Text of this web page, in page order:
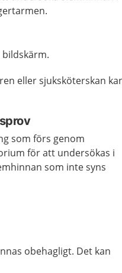
eller sjuksköterskan
som förs genom
för att undersökas i
som inte syns
obehagligt. Det kan